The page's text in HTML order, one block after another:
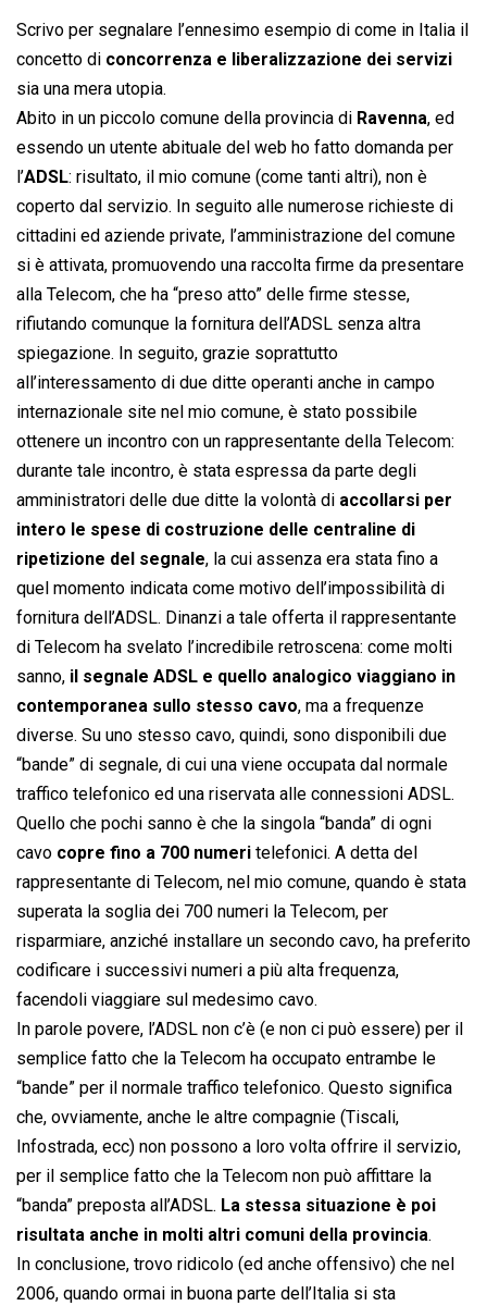
Scrivo per segnalare l’ennesimo esempio di come in Italia il
concetto di concorrenza e liberalizzazione dei servizi
sia una mera utopia.
Abito in un piccolo comune della provincia di Ravenna, ed
essendo un utente abituale del web ho fatto domanda per
l’ADSL: risultato, il mio comune (come tanti altri), non è
coperto dal servizio. In seguito alle numerose richieste di
cittadini ed aziende private, l’amministrazione del comune
si è attivata, promuovendo una raccolta firme da presentare
alla Telecom, che ha “preso atto” delle firme stesse,
rifiutando comunque la fornitura dell’ADSL senza altra
spiegazione. In seguito, grazie soprattutto
all’interessamento di due ditte operanti anche in campo
internazionale site nel mio comune, è stato possibile
ottenere un incontro con un rappresentante della Telecom:
durante tale incontro, è stata espressa da parte degli
amministratori delle due ditte la volontà di accollarsi per
intero le spese di costruzione delle centraline di
ripetizione del segnale, la cui assenza era stata fino a
quel momento indicata come motivo dell’impossibilità di
fornitura dell’ADSL. Dinanzi a tale offerta il rappresentante
di Telecom ha svelato l’incredibile retroscena: come molti
sanno, il segnale ADSL e quello analogico viaggiano in
contemporanea sullo stesso cavo, ma a frequenze
diverse. Su uno stesso cavo, quindi, sono disponibili due
“bande” di segnale, di cui una viene occupata dal normale
traffico telefonico ed una riservata alle connessioni ADSL.
Quello che pochi sanno è che la singola “banda” di ogni
cavo copre fino a 700 numeri telefonici. A detta del
rappresentante di Telecom, nel mio comune, quando è stata
superata la soglia dei 700 numeri la Telecom, per
risparmiare, anziché installare un secondo cavo, ha preferito
codificare i successivi numeri a più alta frequenza,
facendoli viaggiare sul medesimo cavo.
In parole povere, l’ADSL non c’è (e non ci può essere) per il
semplice fatto che la Telecom ha occupato entrambe le
“bande” per il normale traffico telefonico. Questo significa
che, ovviamente, anche le altre compagnie (Tiscali,
Infostrada, ecc) non possono a loro volta offrire il servizio,
per il semplice fatto che la Telecom non può affittare la
“banda” preposta all’ADSL. La stessa situazione è poi
risultata anche in molti altri comuni della provincia.
In conclusione, trovo ridicolo (ed anche offensivo) che nel
2006, quando ormai in buona parte dell’Italia si sta